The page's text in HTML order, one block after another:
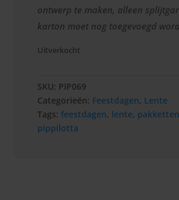
ontwerp te maken, alleen
karton moet nog toegevoegd
Uitverkocht
SKU: PIP069
Categorieën: Feestdagen, Lente
Tags:feestdagen, lente, pakketten
pippilotta